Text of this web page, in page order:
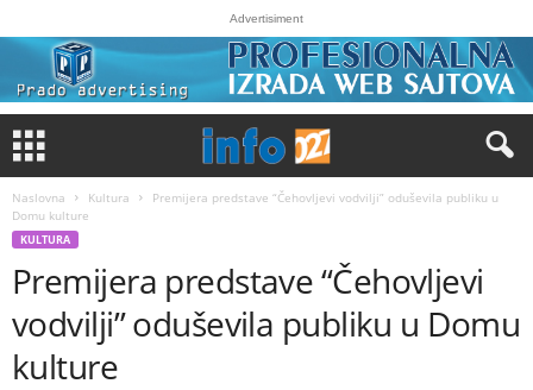
Advertisiment
Naslovna Kultura
Premijera predstave “Čehovljevi vodvilji” oduševila publiku u
Domu kulture
KULTURA
Premijera predstave “Čehovljevi
vodvilji” oduševila publiku u Domu
kulture